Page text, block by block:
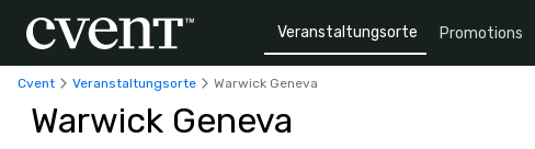
Veranstaltungsorte Promotions
Cvent Veranstaltungsorte Warwick Geneva
Warwick Geneva